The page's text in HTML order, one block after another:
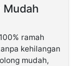
Mudah
ramah
kehilangan
mudah,